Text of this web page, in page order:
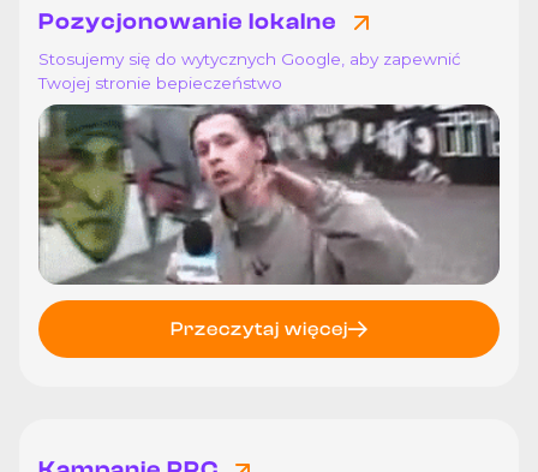
Pozycjonowanie lokalne
Stosujemy się do wytycznych Google, aby zapewnić
Twojej stronie bepieczeństwo
Przeczytaj więcej